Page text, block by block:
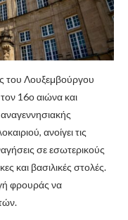
του Λουξεμβούργου
τον 16ο αιώνα και
αναγεννησιακής
ανοίγει τις
σε εσωτερικούς
και βασιλικές στολές.
φρουράς να